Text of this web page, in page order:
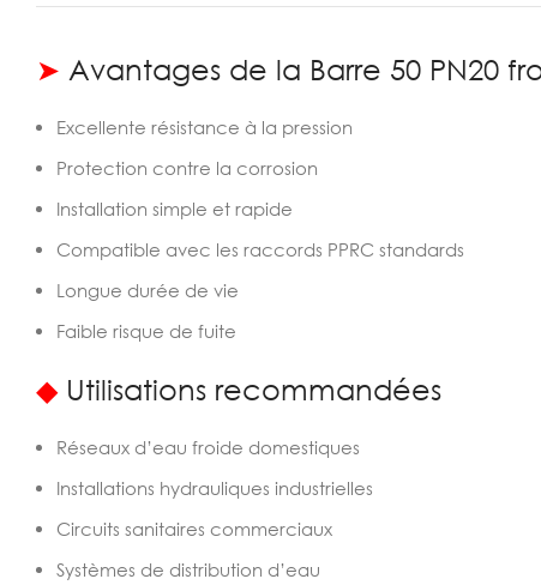
➤ Avantages de la Barre 50 PN20
Excellente résistance à la pression
Protection contre la corrosion
Installation simple et rapide
Compatible avec les raccords PPRC standards
Longue durée de vie
Faible risque de fuite
◆Utilisations recommandées
Réseaux d’eau froide domestiques
Installations hydrauliques industrielles
Circuits sanitaires commerciaux
Systèmes de distribution d’eau